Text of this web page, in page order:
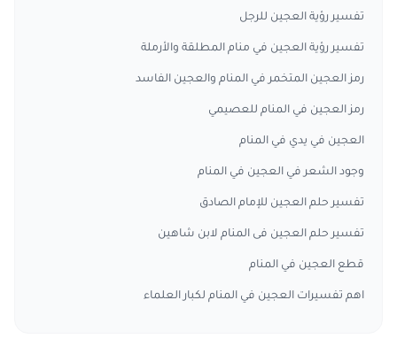
تفسير رؤية العجين للرجل
تفسير رؤية العجين في منام المطلقة والأرملة
رمز العجين المتخمر في المنام والعجين الفاسد
رمز العجين في المنام للعصيمي
العجين في يدي في المنام
وجود الشعر في العجين في المنام
تفسير حلم العجين للإمام الصادق
تفسير حلم العجين فى المنام لابن شاهين
قطع العجين في المنام
اهم تفسيرات العجين في المنام لكبار العلماء